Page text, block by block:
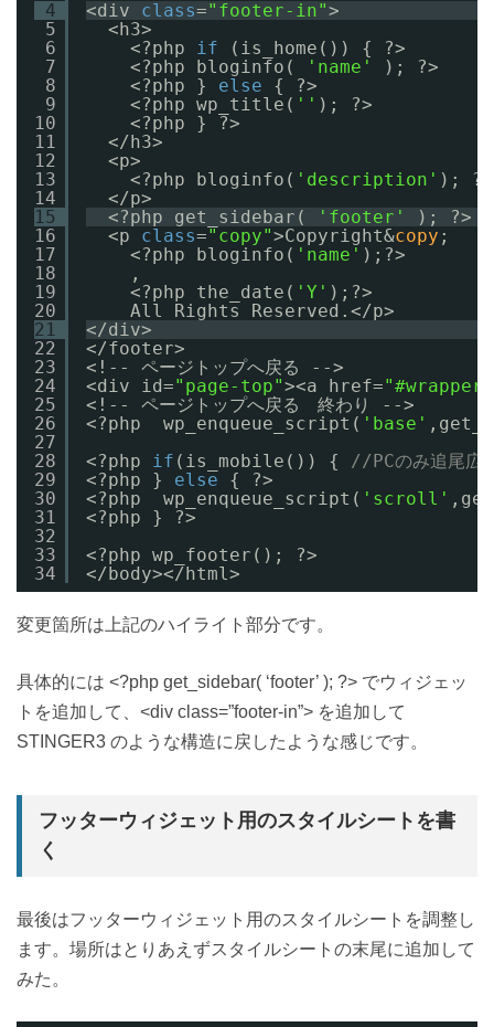
4
5
6
7
8
9
10
11
12
13
14
15
16
17
18
19
20
21
22
23
24
25
26
27
28
29
30
31
32
33
34
<div class="footer-in">
<h3>
<?php if
(is_home()) { ?>
<?php bloginfo(
'name'
); ?>
<?php } else
{ ?>
<?php wp_title( '' ); ?>
<?php } ?>
</h3>
<p>
<?php bloginfo( 'description' ); ?>
</p>
<?php get_sidebar(
'footer'
); ?>
<p class="copy">Copyright&copy ;
<?php bloginfo( 'name' );?>
,
<?php the_date( 'Y' );?>
All Rights Reserved.</p>
</div>
</footer>
<!-- ページトップへ戻る -->
<div id="page-top"><a href="#wrapper"
<!-- ページトップへ戻る　終わり -->
<?php  wp_enqueue_script( 'base'
<?php if (is_mobile()) { //PCのみ追尾広
<?php } else
{ ?>
<?php  wp_enqueue_script( 'scroll'
<?php } ?>
<?php wp_footer(); ?>
</body></html>
変更箇所は上記のハイライト部分です。
具体的には <?php get_sidebar( ‘footer’ ); ?> でウィジェッ
トを追加して、<div class=”footer-in”> を追加して
STINGER3 のような構造に戻したような感じです。
フッターウィジェット用のスタイルシートを書
く
最後はフッターウィジェット用のスタイルシートを調整し
ます。場所はとりあえずスタイルシートの末尾に追加して
みた。